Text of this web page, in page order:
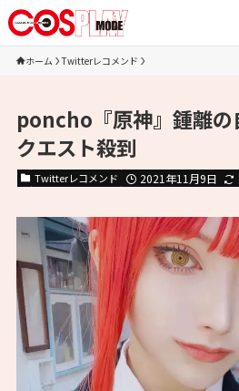
ホーム Twitterレコメンド
poncho『原神』鍾離の
クエスト殺到
Twitterレコメンド 2021年11月9日